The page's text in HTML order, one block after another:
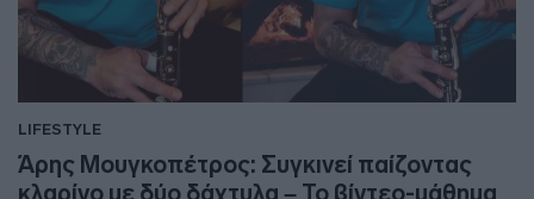
LIFESTYLE
Άρης Μουγκοπέτρος: Συγκινεί παίζοντας
κλαρίνο με δύο δάχτυλα – Το βίντεο-μάθημα